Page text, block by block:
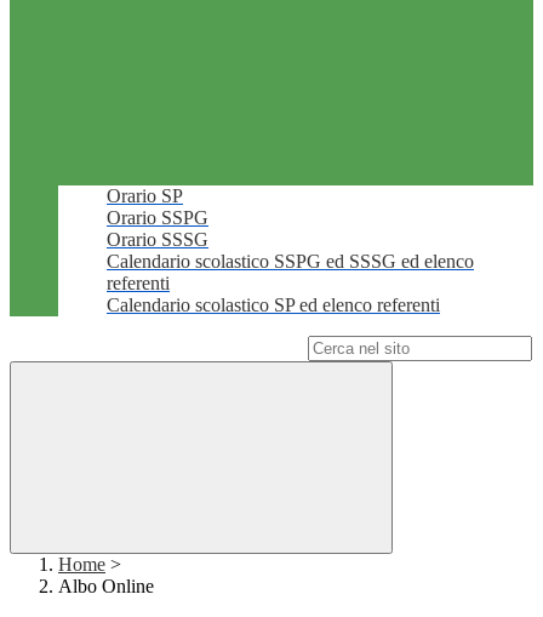
Orario SP
Orario SSPG
Orario SSSG
Calendario scolastico SSPG ed SSSG ed elenco
referenti
Calendario scolastico SP ed elenco referenti
Home >
Albo Online